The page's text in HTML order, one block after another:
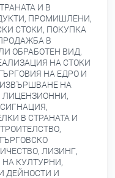
И В
ПРОМИШЛЕНИ,
СТОКИ, ПОКУПКА
В
ОБРАБОТЕН ВИД,
НА СТОКИ
НА ЕДРО И
НА
ЛИЦЕНЗИОННИ,
В СТРАНАТА И
ЛИЗИНГ,
КУЛТУРНИ,
ДЕЙНОСТИ И